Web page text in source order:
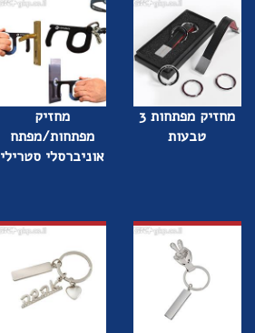
מחזיק מפתחות 3
טבעות
מחזיק
מפתחות/מפתח
אוניברסלי סטרילי